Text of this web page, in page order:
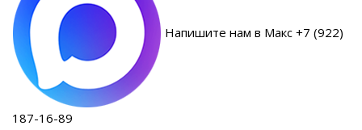
Напишите нам в Макс +7 (922)
187-16-89